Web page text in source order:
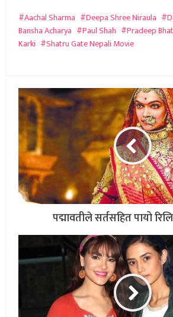
Aachal Sharma Deepa Shree Niraula
Bansha Acharya
Paul Shah Pradeep
Karki
Shatru Gate Nepali Movie
पद्मावतीले सर्तसहित पायो